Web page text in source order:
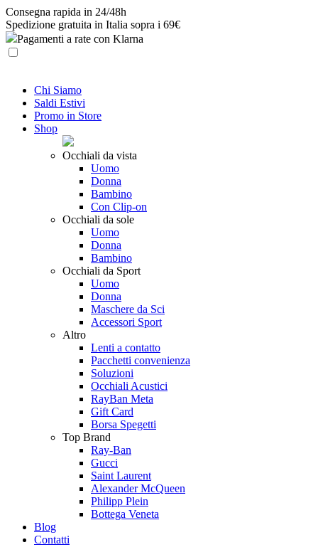
Skip
to
content
Consegna rapida in 24/48h
Spedizione gratuita in Italia sopra i 69€
Pagamenti a rate con Klarna
Chi Siamo
Saldi Estivi
Promo in Store
Shop
Occhiali da vista
Uomo
Donna
Bambino
Con Clip-on
Occhiali da sole
Uomo
Donna
Bambino
Occhiali da Sport
Uomo
Donna
Maschere da Sci
Accessori Sport
Altro
Lenti a contatto
Pacchetti convenienza
Soluzioni
Occhiali Acustici
RayBan Meta
Gift Card
Borsa Spegetti
Top Brand
Ray-Ban
Gucci
Saint Laurent
Alexander McQueen
Philipp Plein
Bottega Veneta
Blog
Contatti